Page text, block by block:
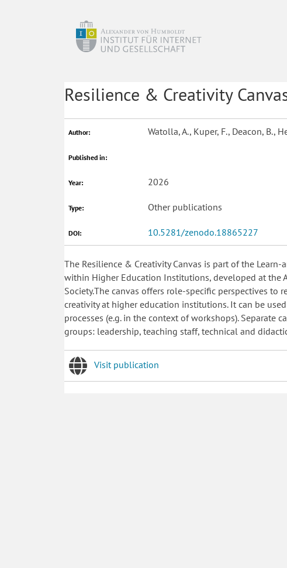
Resilience & Creativity
Author: Watolla, A., Kuper, F., Deacon, B.,
Published in:
Year: 2026
Type: Other publications
DOI: 10.5281/zenodo.18865227
The Resilience & Creativity Canvas is part of the
within Higher Education Institutions, developed at
Society.The canvas offers role-specific perspectives to
creativity at higher education institutions. It can be
processes (e.g. in the context of workshops). Separate
groups: leadership, teaching staff, technical and
Visit publication